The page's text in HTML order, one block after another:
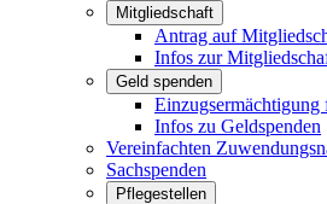
Mitgliedschaft
Antrag auf
Infos zur
Geld spenden
Einzugsermächtigung
Infos zu Geldspenden
Vereinfachten
Sachspenden
Pflegestellen